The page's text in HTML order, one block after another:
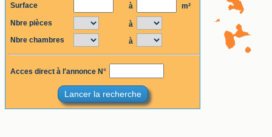
Surface à
m²
Nbre pièces
à
Nbre chambres
à
Acces direct à l'annonce N°
Lancer la recherche